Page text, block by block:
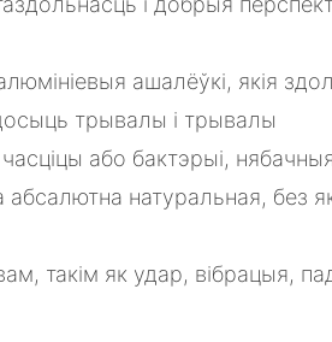
ашалёўкі, якія
трывалы і трывалы
або бактэрыі,
натуральная, без
такім як удар, вібрацыя,